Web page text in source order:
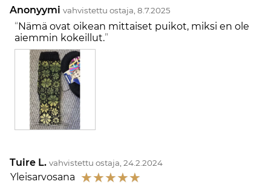
Anonyymi vahvistettu ostaja, 8.7.2025
Nämä ovat oikean mittaiset puikot, miksi en ole
aiemmin kokeillut.
Tuire L. vahvistettu ostaja, 24.2.2024
Yleisarvosana ☆☆☆☆☆